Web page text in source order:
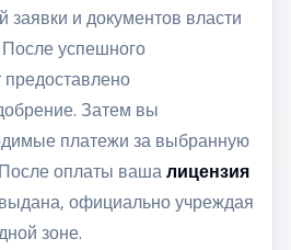
и документов власти
После успешного
Затем вы
платежи за выбранную
оплаты вашалицензия
официально учреждая
зоне.